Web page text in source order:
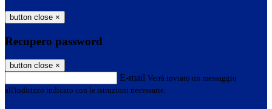
button close ×
Recupero password
button close ×
E-mail Verrà inviato un messaggio
all'indirizzo indicato con le istruzioni necessarie.